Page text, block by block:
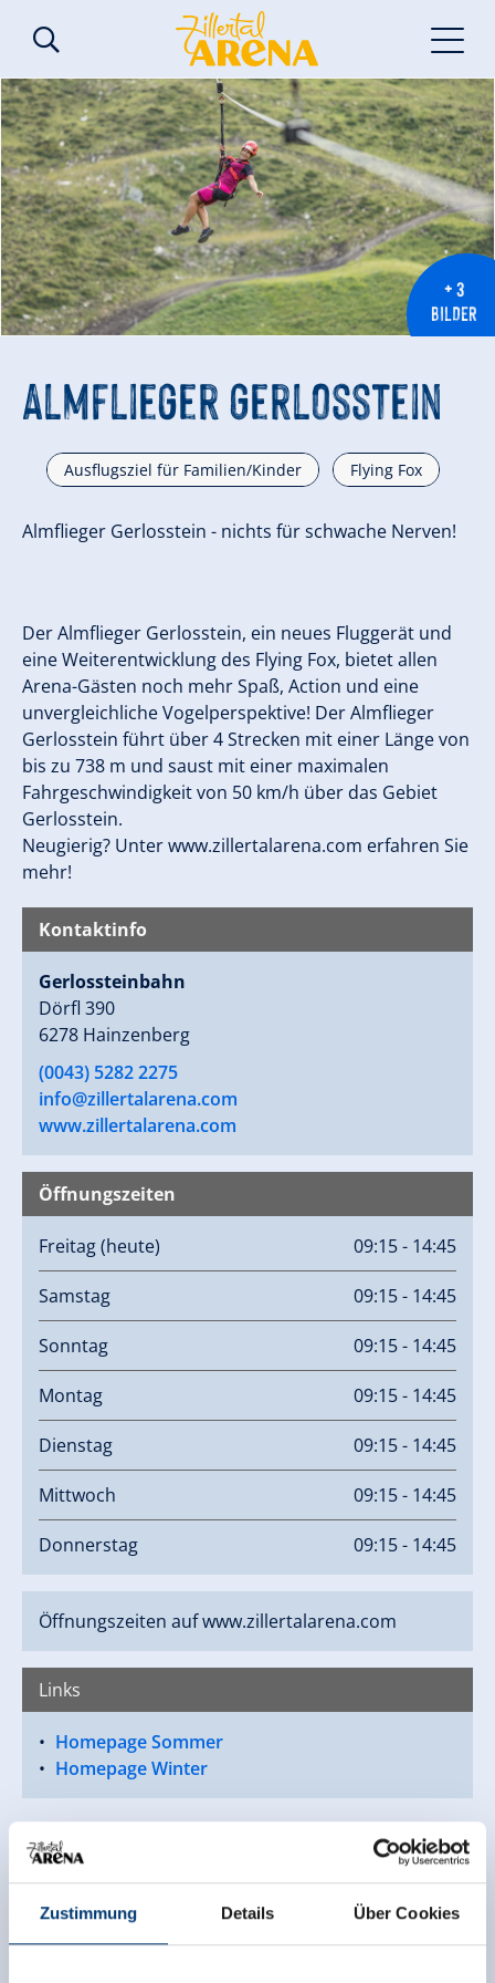
Zustimmung Details Über Cookies
+ 3
BILDER
Almflieger Gerlosstein
Ausflugsziel für Familien/Kinder Flying Fox
Almflieger Gerlosstein - nichts für schwache Nerven!
Der Almflieger Gerlosstein, ein neues Fluggerät und
eine Weiterentwicklung des Flying Fox, bietet allen
Arena-Gästen noch mehr Spaß, Action und eine
unvergleichliche Vogelperspektive! Der Almflieger
Gerlosstein führt über 4 Strecken mit einer Länge von
bis zu 738 m und saust mit einer maximalen
Fahrgeschwindigkeit von 50 km/h über das Gebiet
Gerlosstein.
Neugierig? Unter www.zillertalarena.com erfahren Sie
mehr!
Kontaktinfo
Gerlossteinbahn
Dörfl 390
6278 Hainzenberg
(0043) 5282 2275
info@zillertalarena.com
www.zillertalarena.com
Öffnungszeiten
Freitag(heute) 09:15 - 14:45
Samstag 09:15 - 14:45
Sonntag 09:15 - 14:45
Montag 09:15 - 14:45
Dienstag 09:15 - 14:45
Mittwoch 09:15 - 14:45
Donnerstag 09:15 - 14:45
Öffnungszeiten auf www.zillertalarena.com
Links
Homepage Sommer
Homepage Winter